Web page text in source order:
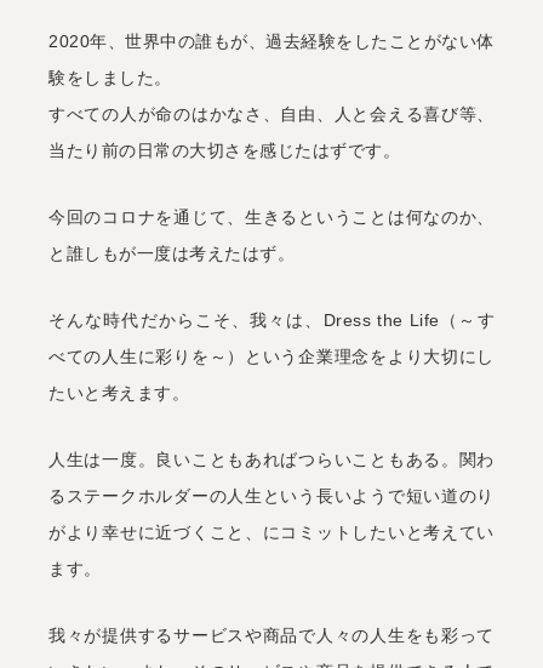
2020年、世界中の誰もが、過去経験をしたことがない体
験をしました。
すべての人が命のはかなさ、自由、人と会える喜び等、
当たり前の日常の大切さを感じたはずです。
今回のコロナを通じて、生きるということは何なのか、
と誰しもが一度は考えたはず。
そんな時代だからこそ、我々は、Dress the Life（～す
べての人生に彩りを～）という企業理念をより大切にし
たいと考えます。
人生は一度。良いこともあればつらいこともある。関わ
るステークホルダーの人生という長いようで短い道のり
がより幸せに近づくこと、にコミットしたいと考えてい
ます。
我々が提供するサービスや商品で人々の人生をも彩って